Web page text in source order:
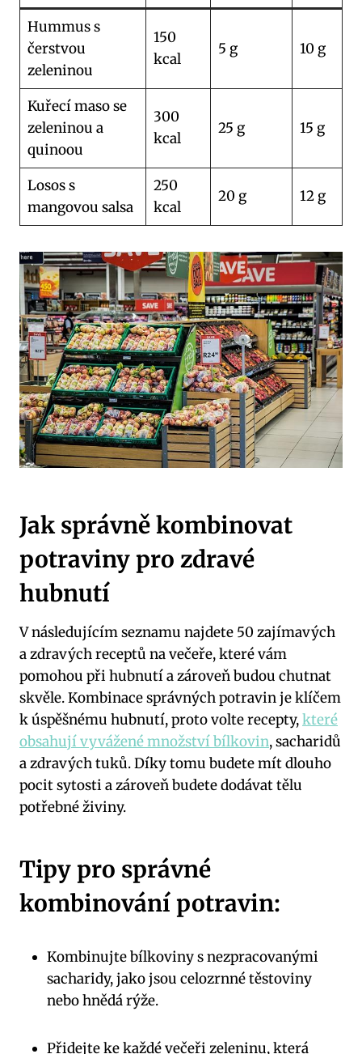
Hummus s
čerstvou
zeleninou
150
kcal
5 g 10 g
Kuřecí maso se
zeleninou a
quinoou
300
kcal
25 g 15 g
Losos s
mangovou salsa
250
kcal
20 g 12 g
Jak správně kombinovat
potraviny pro zdravé
hubnutí
V následujícím seznamu najdete 50 zajímavých
a zdravých receptů na večeře, které vám
pomohou při hubnutí a zároveň budou chutnat
skvěle. Kombinace správných potravin je klíčem
k úspěšnému hubnutí, proto volte recepty,které
obsahují vyvážené množství bílkovin, sacharidů
a zdravých tuků. Díky tomu budete mít dlouho
pocit sytosti a zároveň budete dodávat tělu
potřebné živiny.
Tipy pro správné
kombinování potravin:
Kombinujte bílkoviny s nezpracovanými
sacharidy, jako jsou celozrnné těstoviny
nebo hnědá rýže.
Přidejte ke každé večeři zeleninu, která